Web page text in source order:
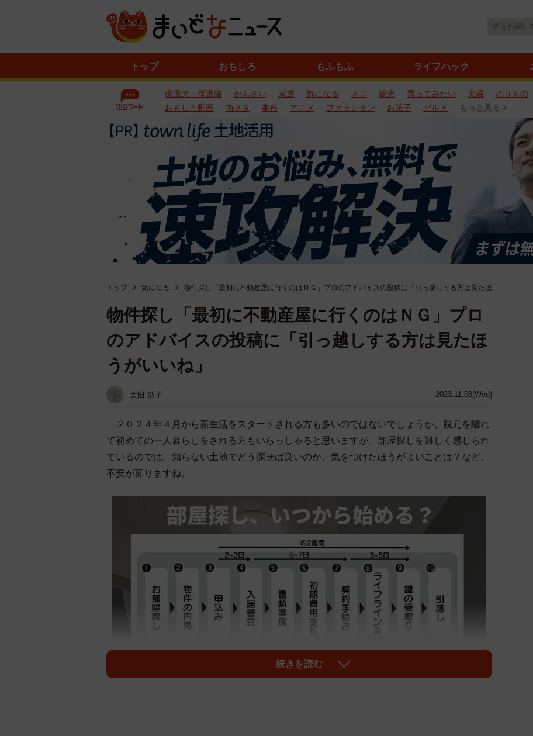
トップ おもしろ もふもふ ライフハック
保護犬・保護猫 かんさい 家族 気になる ネコ 観光 買ってみたい 夫婦 のりもの
おもしろ動画
街ネタ 事件 アニメ ファッション お菓子 グルメ もっと見る
トップ 気になる 物件探し「最初に不動産屋に行くのはＮＧ」プロのアドバイスの投稿に「引っ越しする方は見たほ
2023.11.08(Wed)
物件探し「最初に不動産屋に行くのはＮＧ」プロ
のアドバイスの投稿に「引っ越しする方は見たほ
うがいいね」
太田 浩子
２０２４年４月から新生活をスタートされる方も多いのではないでしょうか。親元を離れ
て初めての一人暮らしをされる方もいらっしゃると思いますが、部屋探しを難しく感じられ
ているのでは。知らない土地でどう探せば良いのか、気をつけたほうがよいことは？など、
不安が募りますね。
続きを読む